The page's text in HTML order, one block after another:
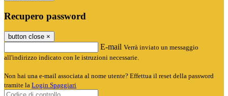
Recupero password
button close ×
E-mail Verrà inviato un messaggio
all'indirizzo indicato con le istruzioni necessarie.
Non hai una e-mail associata al nome utente? Effettua il reset della password
tramite la Login Spaggiari